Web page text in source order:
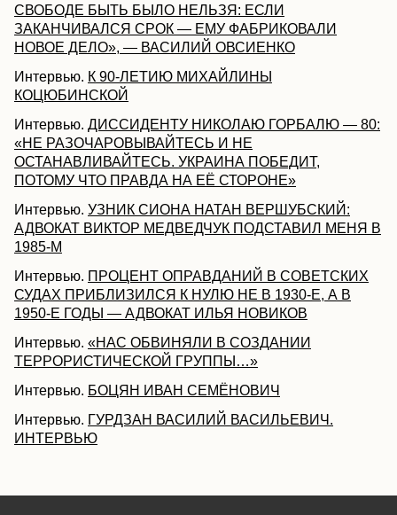
СВОБОДЕ БЫТЬ БЫЛО НЕЛЬЗЯ: ЕСЛИ
ЗАКАНЧИВАЛСЯ СРОК — ЕМУ ФАБРИКОВАЛИ
НОВОЕ ДЕЛО», — ВАСИЛИЙ ОВСИЕНКО
Интервью. К 90-ЛЕТИЮ МИХАЙЛИНЫ
КОЦЮБИНСКОЙ
Интервью. ДИССИДЕНТУ НИКОЛАЮ ГОРБАЛЮ — 80:
«НЕ РАЗОЧАРОВЫВАЙТЕСЬ И НЕ
ОСТАНАВЛИВАЙТЕСЬ. УКРАИНА ПОБЕДИТ,
ПОТОМУ ЧТО ПРАВДА НА ЕЁ СТОРОНЕ»
Интервью. УЗНИК СИОНА НАТАН ВЕРШУБСКИЙ:
АДВОКАТ ВИКТОР МЕДВЕДЧУК ПОДСТАВИЛ МЕНЯ В
1985-М
Интервью. ПРОЦЕНТ ОПРАВДАНИЙ В СОВЕТСКИХ
СУДАХ ПРИБЛИЗИЛСЯ К НУЛЮ НЕ В 1930-Е, А В
1950-Е ГОДЫ — АДВОКАТ ИЛЬЯ НОВИКОВ
Интервью. «НАС ОБВИНЯЛИ В СОЗДАНИИ
ТЕРРОРИСТИЧЕСКОЙ ГРУППЫ…»
Интервью. БОЦЯН ИВАН СЕМЁНОВИЧ
Интервью. ГУРДЗАН ВАСИЛИЙ ВАСИЛЬЕВИЧ.
ИНТЕРВЬЮ